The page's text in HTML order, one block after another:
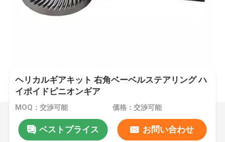
ヘリカルギアキット 右角ベーベルステアリング ハ
イポイドピニオンギア
MOQ：交渉可能 価格：交渉可能
ベストプライス お問い合わせ